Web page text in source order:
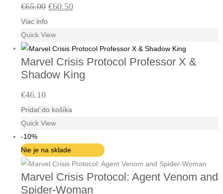
€65.00 Pôvodná
bola:
€65.00.
€60.50Aktuálna
€60.50.
Viac info
Quick View
Marvel Crisis Protocol Professor X &
Shadow King
€46.10
Pridať do košíka
Quick View
-10%
Nie je na sklade
Marvel Crisis Protocol: Agent Venom and
Spider-Woman